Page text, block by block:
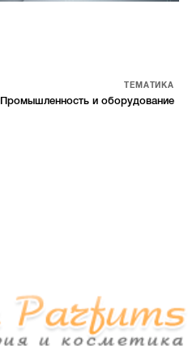
ТЕМАТИКА
Промышленность и оборудование